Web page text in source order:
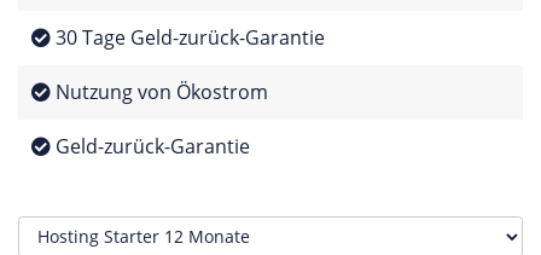
30 Tage Geld-zurück-Garantie
Nutzung von Ökostrom
Geld-zurück-Garantie